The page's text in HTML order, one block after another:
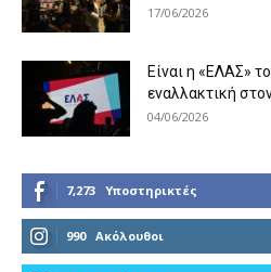
17/06/2026
Είναι η «ΕΛΑΣ»
εναλλακτική
04/06/2026
7,273 Υποστηρικτές
990 Ακόλουθοι